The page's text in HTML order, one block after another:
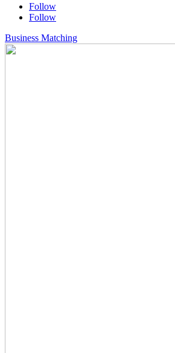
Follow
Follow
Business Matching